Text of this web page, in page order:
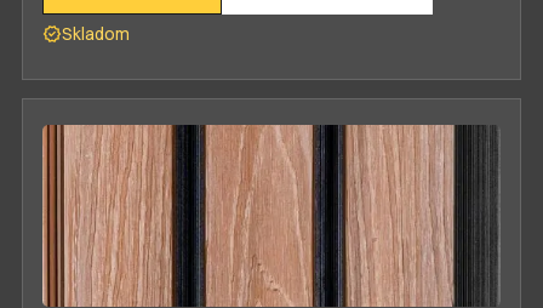
Skladom